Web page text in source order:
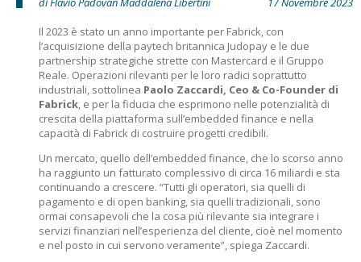
Il 2023 è stato un anno importante per Fabrick, con
l’acquisizione della paytech britannica Judopay e le due
partnership strategiche strette con Mastercard e il Gruppo
Reale. Operazioni rilevanti per le loro radici soprattutto
industriali, sottolinea Paolo Zaccardi, Ceo & Co-Founder di
Fabrick, e per la fiducia che esprimono nelle potenzialità di
crescita della piattaforma sull’embedded finance e nella
capacità di Fabrick di costruire progetti credibili.
Un mercato, quello dell’embedded finance, che lo scorso anno
ha raggiunto un fatturato complessivo di circa 16 miliardi e sta
continuando a crescere. “Tutti gli operatori, sia quelli di
pagamento e di open banking, sia quelli tradizionali, sono
ormai consapevoli che la cosa più rilevante sia integrare i
servizi finanziari nell’esperienza del cliente, cioè nel momento
e nel posto in cui servono veramente”, spiega Zaccardi.